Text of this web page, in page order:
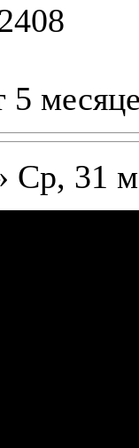
5
Ср, 31